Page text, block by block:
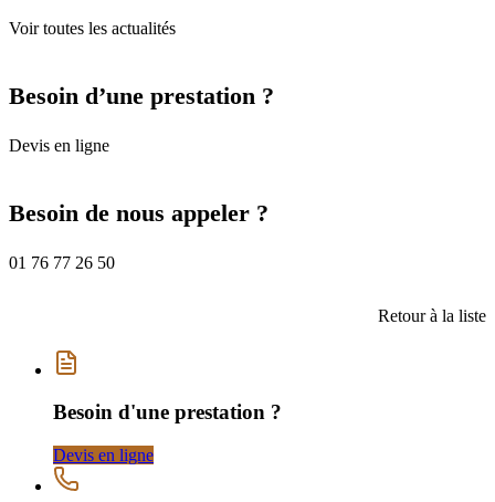
Voir toutes les actualités
Besoin d’une prestation ?
Devis en ligne
Besoin de nous appeler ?
01 76 77 26 50
Retour à la liste
Besoin d'une prestation ?
Devis en ligne